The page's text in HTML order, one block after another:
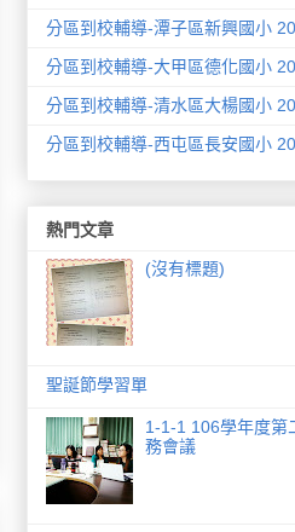
分區到校輔導-潭子區新興國小
分區到校輔導-大甲區德化國小
分區到校輔導-清水區大楊國小
分區到校輔導-西屯區長安國小
熱門文章
(沒有標題)
聖誕節學習單
1-1-1 106學年度第
務會議